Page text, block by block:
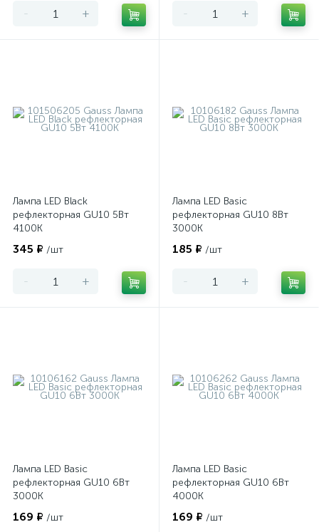
- + - +
Лампа LED Black
рефлекторная GU10 5Вт
4100К
345 ₽ /шт
- +
Лампа LED Basic
рефлекторная GU10 8Вт
3000К
185 ₽ /шт
- +
Лампа LED Basic
рефлекторная GU10 6Вт
3000К
169 ₽ /шт
Лампа LED Basic
рефлекторная GU10 6Вт
4000К
169 ₽ /шт